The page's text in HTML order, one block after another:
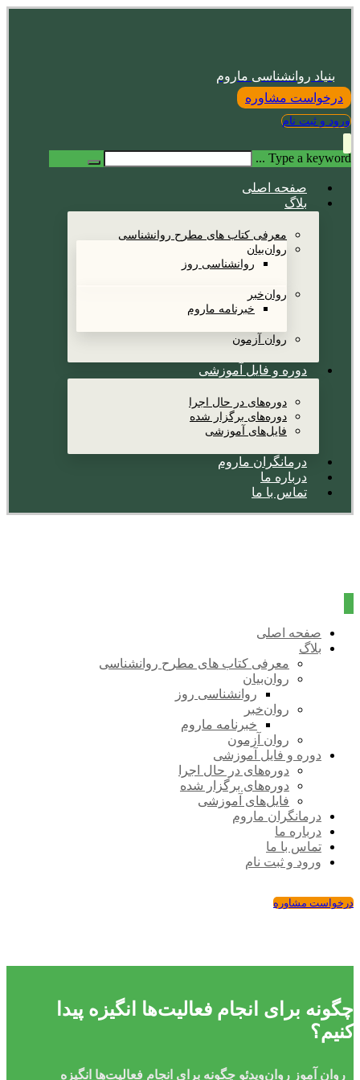
بنیاد روانشناسی ماروم
درخواست مشاوره
ورود و ثبت نام
Type a keyword ...
صفحه اصلی
بلاگ
معرفی کتاب های مطرح روانشناسی
روان‌بیان
روانشناسی روز
روان‌خبر
خبرنامه ماروم
روان آزمون
دوره و فایل آموزشی
دوره‌های در حال اجرا
دوره‌های برگزار شده
فایل‌های آموزشی
درمانگران ماروم
درباره ما
تماس با ما
صفحه اصلی
بلاگ
معرفی کتاب های مطرح روانشناسی
روان‌بیان
روانشناسی روز
روان‌خبر
خبرنامه ماروم
روان آزمون
دوره و فایل آموزشی
دوره‌های در حال اجرا
دوره‌های برگزار شده
فایل‌های آموزشی
درمانگران ماروم
درباره ما
تماس با ما
ورود و ثبت نام
درخواست مشاوره
چگونه برای انجام فعالیت‌ها انگیزه پیدا
کنیم؟
روان ‌آموز روان‌ویدئو چگونه برای انجام فعالیت‌ها انگیزه